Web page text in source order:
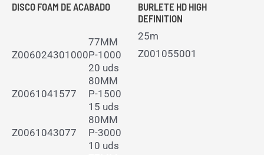
DISCO FOAM DE ACABADO
Z006024301000
77MM
P-1000
20 uds
Z0061041577
80MM
P-1500
15 uds
Z0061043077
80MM
P-3000
10 uds
BURLETE HD HIGH
DEFINITION
25m
Z001055001